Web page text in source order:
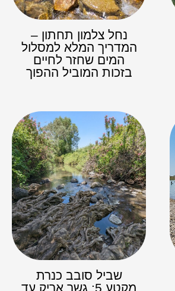
נחל צלמון תחתון –
המדריך המלא למסלול
המים שחזר לחיים
בזכות המוביל ההפוך
שביל סובב כנרת
מקטע 5: גשר אריק עד